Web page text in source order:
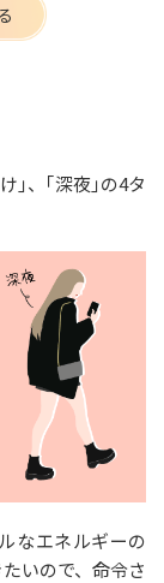
｣、｢深夜｣の4タ
なエネルギーの
いので、命令さ